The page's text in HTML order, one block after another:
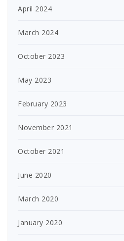
April 2024
March 2024
October 2023
May 2023
February 2023
November 2021
October 2021
June 2020
March 2020
January 2020